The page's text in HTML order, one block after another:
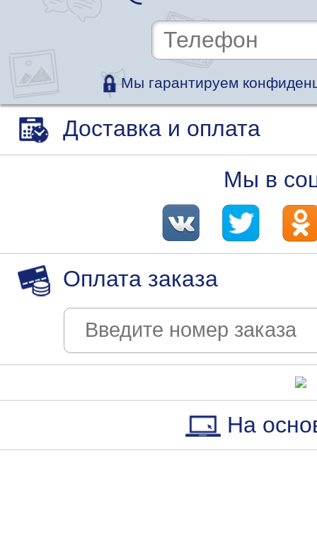
Мы гарантируем
Доставка и оплата
Мы в
Оплата заказа
На